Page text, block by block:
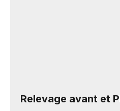
Relevage avant et